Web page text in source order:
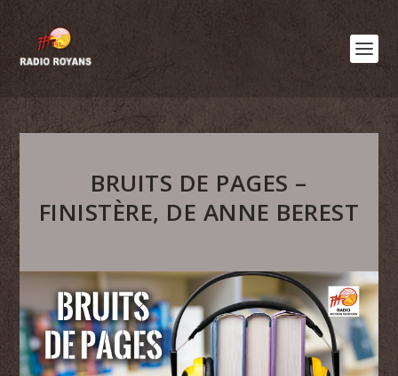
BRUITS DE PAGES –
FINISTÈRE, DE ANNE BEREST